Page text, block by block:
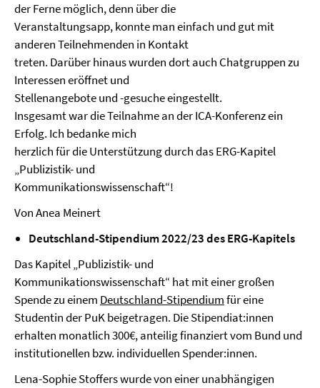
der Ferne möglich, denn über die
Veranstaltungsapp, konnte man einfach und gut mit
anderen Teilnehmenden in Kontakt
treten. Darüber hinaus wurden dort auch Chatgruppen zu
Interessen eröffnet und
Stellenangebote und -gesuche eingestellt.
Insgesamt war die Teilnahme an der ICA-Konferenz ein
Erfolg. Ich bedanke mich
herzlich für die Unterstützung durch das ERG-Kapitel
„Publizistik- und
Kommunikationswissenschaft“!
Von Anea Meinert
Deutschland-Stipendium 2022/23 des ERG-Kapitels
Das Kapitel „Publizistik- und
Kommunikationswissenschaft“ hat mit einer großen
Spende zu einem Deutschland-Stipendiumfür eine
Studentin der PuK beigetragen. Die Stipendiat:innen
erhalten monatlich 300€, anteilig finanziert vom Bund und
institutionellen bzw. individuellen Spender:innen.
Lena-Sophie Stoffers wurde von einer unabhängigen